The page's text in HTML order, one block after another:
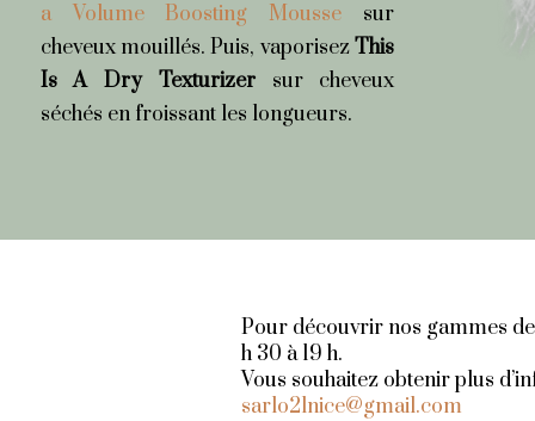
a Volume Boosting Mousse sur
cheveux mouillés. Puis, vaporisezThis
Is A Dry Texturizersur cheveux
séchés en froissant les longueurs.
Pour découvrir nos gammes
h 30 à 19 h.
Vous souhaitez obtenir plus
sarlo2lnice@gmail.com